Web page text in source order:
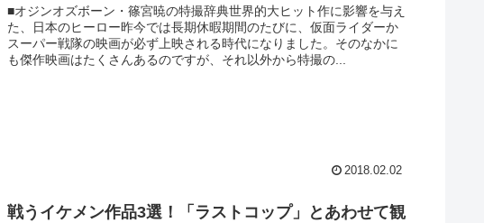
■オジンオズボーン・篠宮暁の特撮辞典世界的大ヒット作に影響を与え
た、日本のヒーロー昨今では長期休暇期間のたびに、仮面ライダーか
スーパー戦隊の映画が必ず上映される時代になりました。そのなかに
も傑作映画はたくさんあるのですが、それ以外から特撮の...
2018.02.02
戦うイケメン作品3選！「ラストコップ」とあわせて観